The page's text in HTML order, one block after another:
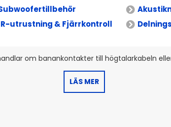
utrustning & Fjärrkontroll
om banankontakter till högtalarkabeln
LÄS MER